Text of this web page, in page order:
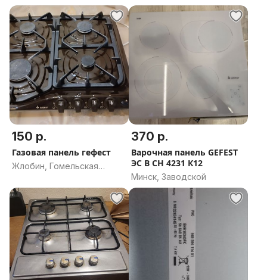
область
150 р.
Газовая панель гефест
Жлобин, Гомельская
370 р.
Варочная панель GEFEST
ЭС В СН 4231 К12
Минск, Заводской